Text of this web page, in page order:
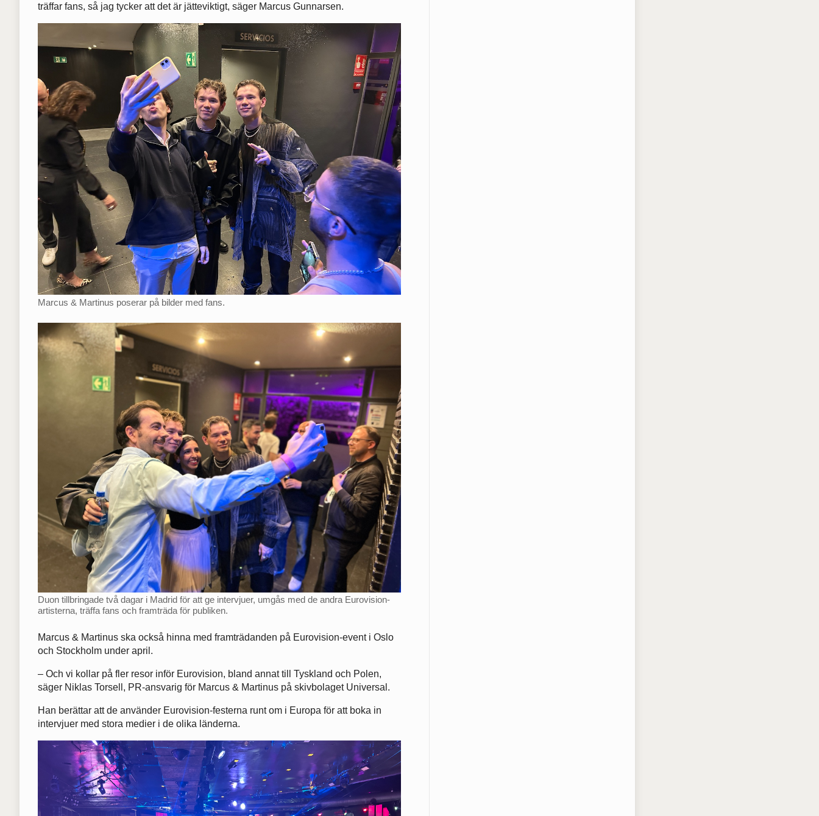
träffar fans, så jag tycker att det är jätteviktigt, säger Marcus Gunnarsen.
Marcus & Martinus poserar på bilder med fans.
Duon tillbringade två dagar i Madrid för att ge intervjuer, umgås med de andra Eurovision-
artisterna, träffa fans och framträda för publiken.
Marcus & Martinus ska också hinna med framträdanden på Eurovision-event i Oslo
och Stockholm under april.
– Och vi kollar på fler resor inför Eurovision, bland annat till Tyskland och Polen,
säger Niklas Torsell, PR-ansvarig för Marcus & Martinus på skivbolaget Universal.
Han berättar att de använder Eurovision-festerna runt om i Europa för att boka in
intervjuer med stora medier i de olika länderna.